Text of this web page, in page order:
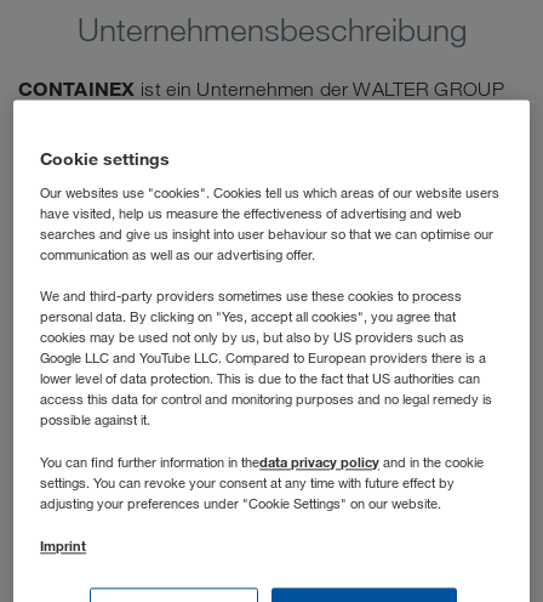
Unternehmensbeschreibung
CONTAINEX ist ein Unternehmen der WALTER GROUP
Handel, Gewerbe und dem kommunalen Bereich wird
"Raum sofort" – das heißt Raumlösungen mit Containern -
zur Verfügung gestellt. Die Produktion erfolgt in mehreren
europäischen Werken. Das 1981 gegründete
österreichische Familienunternehmen verbindet
traditionelle Werte mit einem modernen Management und
Expansionsgeist.
In dieser Rolle gestaltest du aktiv die digitale Zukunft
unserer Geschäftsprozesse und treibst Effizienz und
Innovation voran.
Cookie settings
Our websites use "cookies". Cookies tell us which areas of our website users
have visited, help us measure the effectiveness of advertising and web
searches and give us insight into user behaviour so that we can optimise our
communication as well as our advertising offer.
We and third-party providers sometimes use these cookies to process
personal data. By clicking on "Yes, accept all cookies", you agree that
cookies may be used not only by us, but also by US providers such as
Google LLC and YouTube LLC. Compared to European providers there is a
lower level of data protection. This is due to the fact that US authorities can
access this data for control and monitoring purposes and no legal remedy is
possible against it.
You can find further information in thedata privacy policy and in the cookie
settings. You can revoke your consent at any time with future effect by
adjusting your preferences under "Cookie Settings" on our website.
Imprint